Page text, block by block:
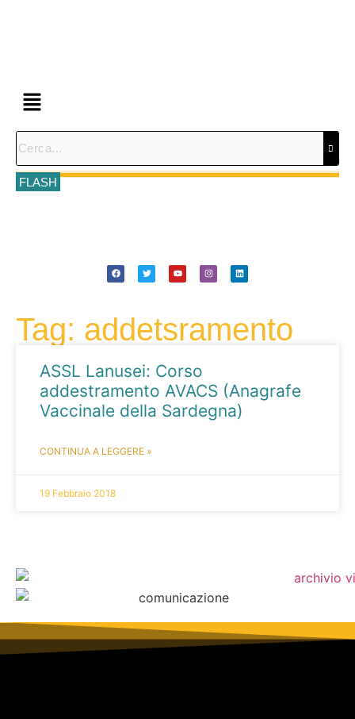
FLASH
Tag: addetsramento
ASSL Lanusei: Corso
addestramento AVACS (Anagrafe
Vaccinale della Sardegna)
CONTINUA A LEGGERE »
19 Febbraio 2018